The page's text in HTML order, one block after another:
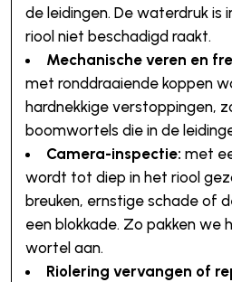
de leidingen. De waterdruk is
riool niet beschadigd raakt.
Mechanische veren en
met ronddraaiende koppen
hardnekkige verstoppingen,
boomwortels die in de
Camera-inspectie: met
wordt tot diep in het riool
breuken, ernstige schade of
een blokkade. Zo pakken we
wortel aan.
Riolering vervangen of